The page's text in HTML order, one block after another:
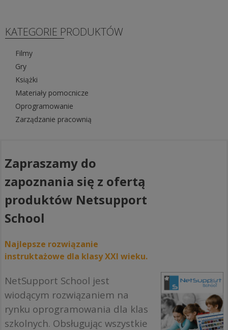
KATEGORIE PRODUKTÓW
Filmy
Gry
Książki
Materiały pomocnicze
Oprogramowanie
Zarządzanie pracownią
Zapraszamy do
zapoznania się z ofertą
produktów Netsupport
School
Najlepsze rozwiązanie
instruktażowe dla klasy XXI wieku.
NetSupport School jest
wiodącym rozwiązaniem na
rynku oprogramowania dla klas
szkolnych. Obsługując wszystkie